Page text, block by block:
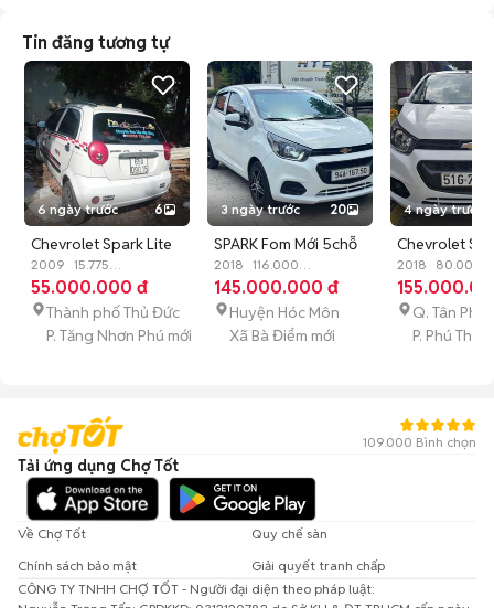
Tin đăng tương tự
6 ngày trước 6
Chevrolet Spark Lite
2009 Trắng
2009 15.775
km Xăng Số sàn
55.000.000 đ
Thành phố Thủ Đức
P. Tăng Nhơn Phú mới
3 ngày trước 20
SPARK Fom Mới 5chỗ
2018 CỰC ĐẸP ZIN
Full ĐỒ CHƠI
2018 116.000
km
Xăng Số sàn
145.000.000 đ
Huyện Hóc Môn
Xã Bà Điểm mới
4 ngày trước
Chevrolet
Số sàn Trắng
2018
80.000
km
Xăng Số
Q. Tân Phú
P. Phú
109.000 Bình chọn
Tải ứng dụng Chợ Tốt
Về Chợ Tốt
Quy chế sàn
Chính sách bảo mật
Giải quyết tranh chấp
CÔNG TY TNHH CHỢ TỐT - Người đại diện theo pháp luật: